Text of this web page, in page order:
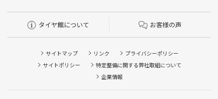
タイヤ館について お客様の声
サイトマップ リンク
プライバシーポリシー
サイトポリシー
特定整備に関する弊社取組について
企業情報